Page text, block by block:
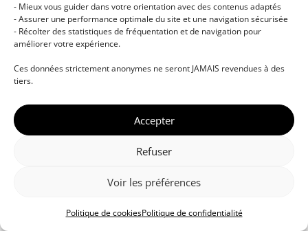
- Mieux vous guider dans votre orientation avec des contenus adaptés
- Assurer une performance optimale du site et une navigation sécurisée
- Récolter des statistiques de fréquentation et de navigation pour
améliorer votre expérience.
Ces données strictement anonymes ne seront JAMAIS revendues à des
tiers.
Accepter
Refuser
Voir les préférences
Politique de cookiesPolitique de confidentialité
musicale • Certifications professionnelles • Paris •